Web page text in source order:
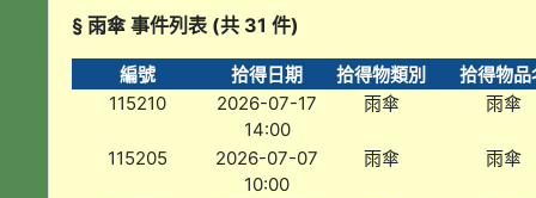
§ 雨傘 事件列表 (共 31 件)
編號 拾得日期 拾得物類別
拾得物品
115210
2026-07-17
14:00
雨傘 雨傘
115205
2026-07-07
10:00
雨傘 雨傘